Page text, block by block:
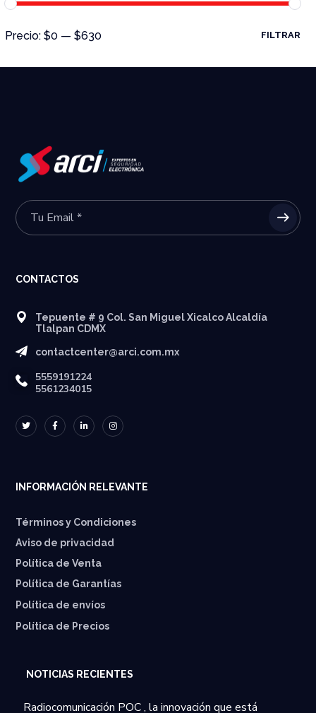
FILTRAR
Precio:$0 —$630
CONTACTOS
Tepuente # 9 Col. San Miguel Xicalco Alcaldía
Tlalpan CDMX
contactcenter@arci.com.mx
5559191224
5561234015
INFORMACIÓN RELEVANTE
Términos y Condiciones
Aviso de privacidad
Política de Venta
Política de Garantías
⁠Política de envíos
Política de Precios
NOTICIAS RECIENTES
Radiocomunicación POC , la innovación que está